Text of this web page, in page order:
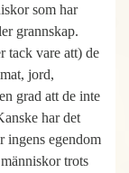
som har
grannskap.
tack vare att) de
jord,
grad att de inte
har det
ingens egendom
trots